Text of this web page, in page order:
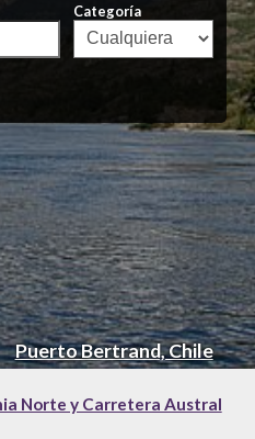
Puerto Bertrand, Chile
Categoría
Norte y Carretera Austral